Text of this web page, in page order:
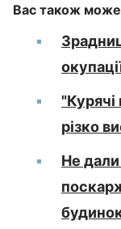
Вас також може
різко
Не дали